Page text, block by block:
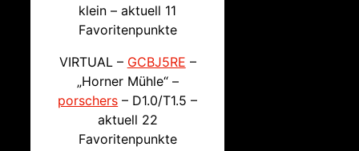
klein – aktuell 11
Favoritenpunkte
VIRTUAL – GCBJ5RE –
„Horner Mühle“ –
porschers – D1.0/T1.5 –
aktuell 22
Favoritenpunkte